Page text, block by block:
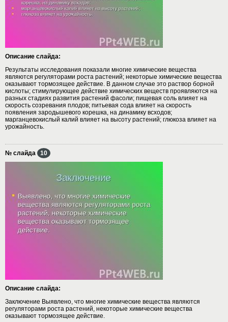
Описание слайда:
Результаты исследования показали многие химические вещества
являются регуляторами роста растений; некоторые химические вещества
оказывают тормозящее действие. В данном случае это раствор борной
кислоты; стимулирующее действие химических веществ проявляются на
разных стадиях развития растений фасоли; пищевая соль влияет на
скорость созревания плодов; питьевая сода влияет на скорость
появления зародышевого корешка, на динамику всходов;
марганцевокислый калий влияет на высоту растений; глюкоза влияет на
урожайность.
№ слайда 10
Описание слайда:
Заключение Выявлено, что многие химические вещества являются
регуляторами роста растений, некоторые химические вещества
оказывают тормозящее действие.